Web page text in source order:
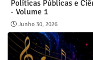
Políticas Públicas e
- Volume 1
Junho 30, 2026